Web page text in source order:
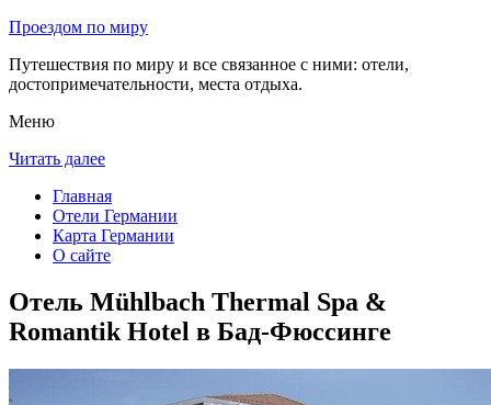
Проездом по миру
Путешествия по миру и все связанное с ними: отели,
достопримечательности, места отдыха.
Меню
Читать далее
Главная
Отели Германии
Карта Германии
О сайте
Отель Mühlbach Thermal Spa &
Romantik Hotel в Бад-Фюссинге